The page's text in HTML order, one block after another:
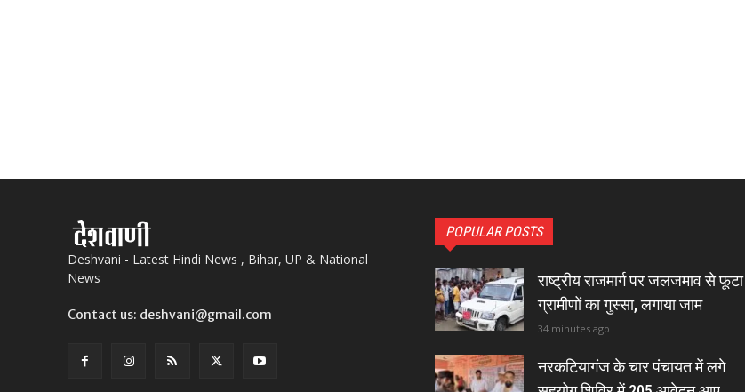
Deshvani - Latest Hindi News , Bihar, UP & National
News
Contact us: deshvani@gmail.com
POPULAR POSTS
राष्ट्रीय राजमार्ग पर जलजमाव से फूटा
ग्रामीणों का गुस्सा, लगाया जाम
34 minutes ago
नरकटियागंज के चार पंचायत में लगे